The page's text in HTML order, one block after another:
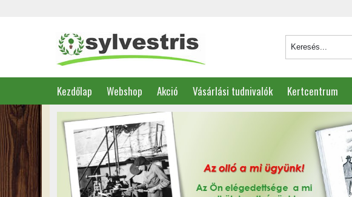
Kezdőlap Webshop Akció Vásárlási tudnivalók Kertcentrum